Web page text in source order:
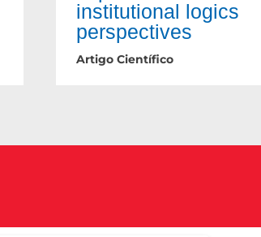
institutional logics
perspectives
Artigo Científico